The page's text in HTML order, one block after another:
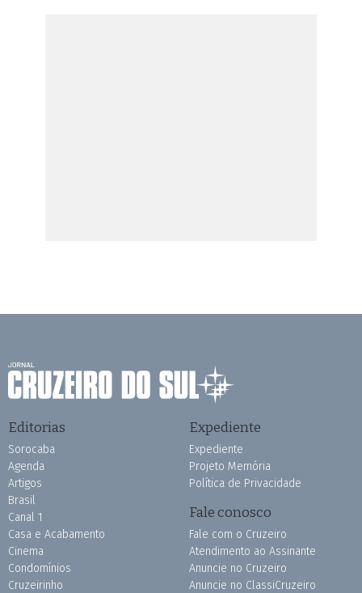
Editorias
Sorocaba
Agenda
Artigos
Brasil
Canal 1
Casa e Acabamento
Cinema
Condomínios
Cruzeirinho
Expediente
Expediente
Projeto Memória
Política de Privacidade
Fale conosco
Fale com o Cruzeiro
Atendimento ao Assinante
Anuncie no Cruzeiro
Anuncie no ClassiCruzeiro